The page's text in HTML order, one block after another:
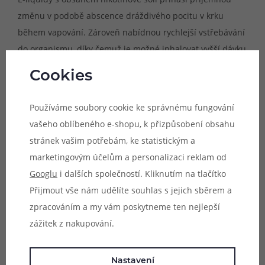
změnu v podobě abscence dráždivého pocitu v krku
během vapování. Zároveň nabídnou rychlejší vstřebávání
do organismu, díky čemuž je možné inhalovat vyšší dávku
intervalech. Díky tomu výrazně prodlužujete životnost
spotřebu samotné náplně.
Všechny e-liquidy v kolekci OXVA OX PASSION Salt
50% propylenglykolu a 50% glycerolu
tomu jsou vhodné do všech typů MTL elektronických
cigaret a produkují zároveň dostatečné množství páry.
Nikotinová sůl je rovněž ideální pro populární POD
systémy e-cigaret, které jsou sice kompaktní, ale nabízí
pouze omezené možnosti kapacity baterie nebo menší
Cookies
Používáme soubory cookie ke správnému fungování
vašeho oblíbeného e-shopu, k přizpůsobení obsahu
stránek vašim potřebám, ke statistickým a
marketingovým účelům a personalizaci reklam od
Googlu i dalších společností. Kliknutím na tlačítko
Přijmout vše nám udělíte souhlas s jejich sběrem a
zpracováním a my vám poskytneme ten nejlepší
zážitek z nakupování.
Nastavení